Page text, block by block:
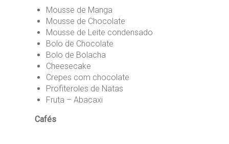
Mousse de Manga
Mousse de Chocolate
Mousse de Leite condensado
Bolo de Chocolate
Bolo de Bolacha
Cheesecake
Crepes com chocolate
Profiteroles de Natas
Fruta – Abacaxi
Cafés